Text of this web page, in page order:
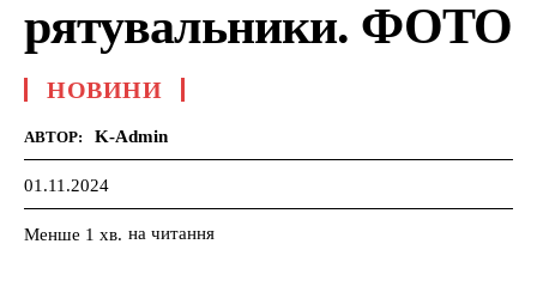
рятувальники. ФОТО
НОВИНИ
АВТОР: K-Admin
01.11.2024
Менше 1 хв. на читання